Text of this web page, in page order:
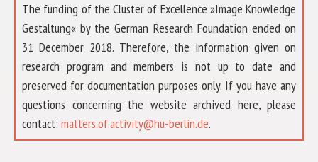
The funding of the Cluster of Excellence »Image Knowledge
Gestaltung« by the German Research Foundation ended on
31 December 2018. Therefore, the information given on
research program and members is not up to date and
preserved for documentation purposes only. If you have any
questions concerning the website archived here, please
contact: matters.of.activity@hu-berlin.de.
ÜBER UNS